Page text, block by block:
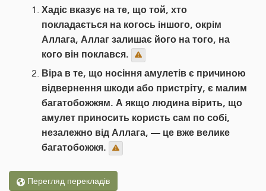
Хадіс вказує на те, що той, хто
покладається на когось іншого, окрім
Аллага, Аллаг залишає його на того, на
кого він поклався.
Віра в те, що носіння амулетів є причиною
відвернення шкоди або пристріту, є малим
багатобожжям. А якщо людина вірить, що
амулет приносить користь сам по собі,
незалежно від Аллага, — це вже велике
багатобожжя.
Перегляд перекладів